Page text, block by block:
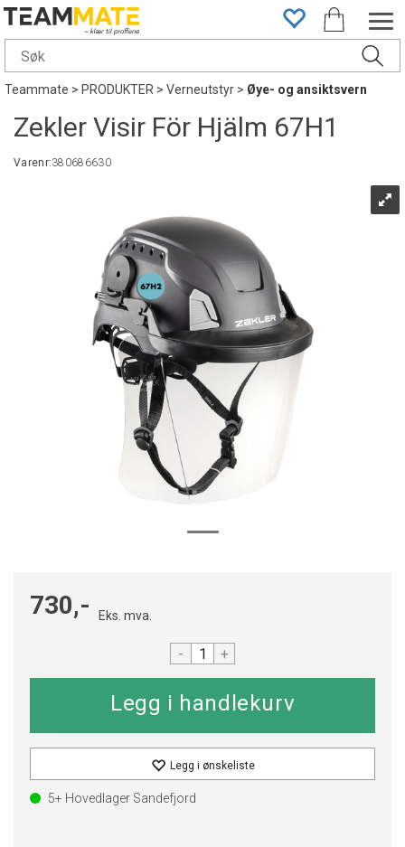
Teammate>PRODUKTER>Verneutstyr>Øye- og ansiktsvern
Zekler Visir För Hjälm 67H1
Varenr:380686630
Eks. mva.
730,-
- +
Legg i ønskeliste
5+ Hovedlager Sandefjord